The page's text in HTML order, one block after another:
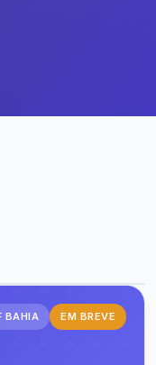
BAHIA EM BREVE